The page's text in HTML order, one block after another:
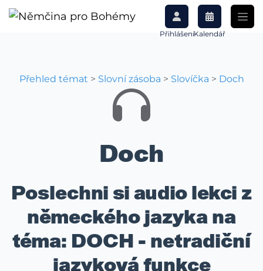
PřihlášeníKalendář
Přehled témat > Slovní zásoba > Slovíčka > Doch
Doch
Poslechni si audio lekci z
německého jazyka na
téma: DOCH - netradiční
jazyková funkce